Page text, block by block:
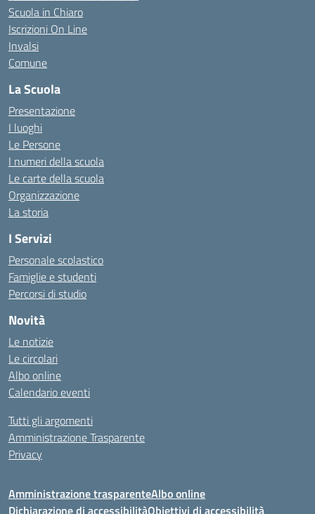
Scuola in Chiaro
Iscrizioni On Line
Invalsi
Comune
La Scuola
Presentazione
I luoghi
Le Persone
I numeri della scuola
Le carte della scuola
Organizzazione
La storia
I Servizi
Personale scolastico
Famiglie e studenti
Percorsi di studio
Novità
Le notizie
Le circolari
Albo online
Calendario eventi
Tutti gli argomenti
Amministrazione Trasparente
Privacy
Amministrazione trasparenteAlbo online
Dichiarazione di accessibilitàObiettivi di accessibilità